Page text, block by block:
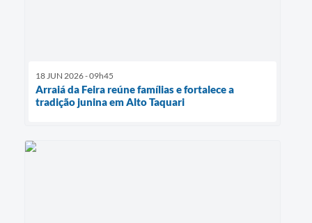
18 JUN 2026 - 09h45
Arraiá da Feira reúne famílias e fortalece a
tradição junina em Alto Taquari